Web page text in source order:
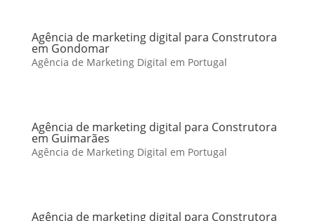
Agência de marketing digital para Construtora
em Gondomar
Agência de Marketing Digital em Portugal
Agência de marketing digital para Construtora
em Guimarães
Agência de Marketing Digital em Portugal
Agência de marketing digital para Construtora